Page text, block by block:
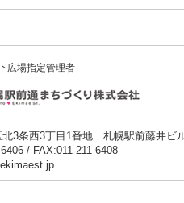
広場指定管理者
北3条西3丁目1番地 札幌駅前藤井ビ
/ FAX:011-211-6408